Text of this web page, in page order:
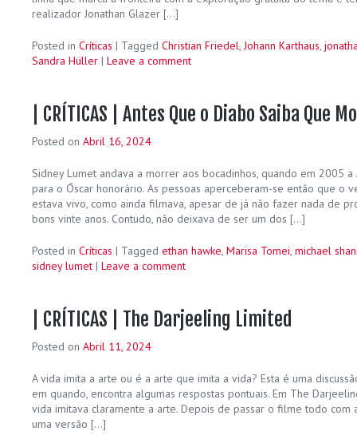
realizador Jonathan Glazer […]
Posted in Críticas | Tagged Christian Friedel,Johann Karthaus,
Sandra Hüller | Leave a comment
| CRÍTICAS | Antes Que o Diabo Saiba Que
Posted on Abril 16, 2024
Sidney Lumet andava a morrer aos bocadinhos, quando em 2005
para o Óscar honorário. As pessoas aperceberam-se então que o
estava vivo, como ainda filmava, apesar de já não fazer nada de
bons vinte anos. Contudo, não deixava de ser um dos […]
Posted in Críticas | Tagged ethan hawke, Marisa Tomei, michael
sidney lumet | Leave a comment
| CRÍTICAS | The Darjeeling Limited
Posted on Abril 11, 2024
A vida imita a arte ou é a arte que imita a vida? Esta é uma
em quando, encontra algumas respostas pontuais. Em The
vida imitava claramente a arte. Depois de passar o filme todo com
uma versão […]